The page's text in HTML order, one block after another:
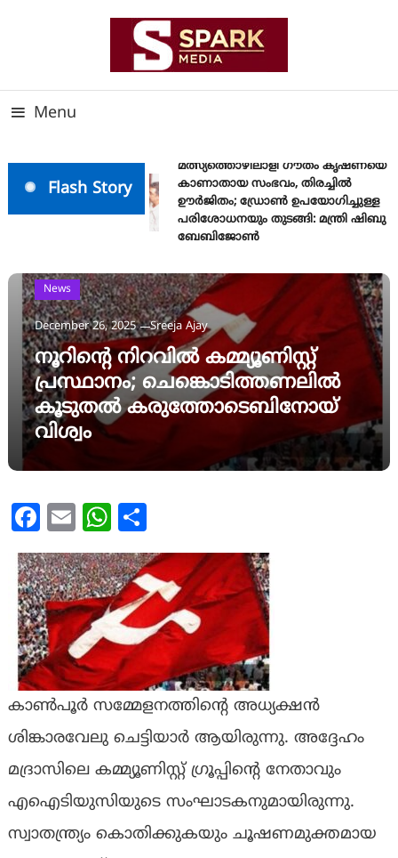
Menu
Flash Story
മത്സ്യത്തൊഴിലാളി ഗൗതം കൃഷ്ണയെ
കാണാതായ സംഭവം, തിരച്ചിൽ
ഊർജിതം; ഡ്രോണ്‍ ഉപയോഗിച്ചുള്ള
പരിശോധനയും തുടങ്ങി: മന്ത്രി ഷിബു
ബേബിജോണ്‍
News
December 26, 2025 Sreeja Ajay
നൂറിൻ്റെ നിറവിൽ കമ്മ്യൂണിസ്റ്റ്
പ്രസ്ഥാനം; ചെങ്കൊടിത്തണലിൽ
കൂടുതൽ കരുത്തോടെബിനോയ്
വിശ്വം
Facebook
Email WhatsApp
കാൺപൂർ സമ്മേളനത്തിൻ്റെ അധ്യക്ഷൻ
ശിങ്കാരവേലു ചെട്ടിയാർ ആയിരുന്നു. അദ്ദേഹം
മദ്രാസിലെ കമ്മ്യൂണിസ്റ്റ് ഗ്രൂപ്പിൻ്റെ നേതാവും
എഐടിയുസിയുടെ സംഘാടകനുമായിരുന്നു.
സ്വാതന്ത്ര്യം കൊതിക്കുകയും ചൂഷണമുക്തമായ